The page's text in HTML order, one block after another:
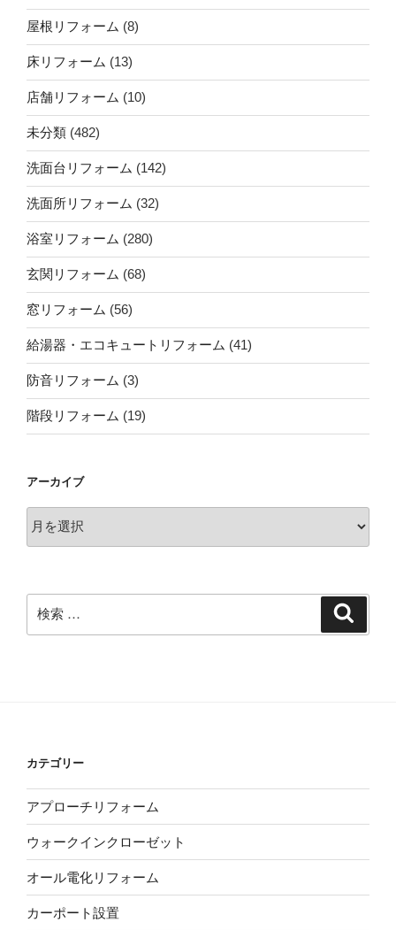
屋根リフォーム (8)
床リフォーム (13)
店舗リフォーム (10)
未分類 (482)
洗面台リフォーム (142)
洗面所リフォーム (32)
浴室リフォーム (280)
玄関リフォーム (68)
窓リフォーム (56)
給湯器・エコキュートリフォーム (41)
防音リフォーム (3)
階段リフォーム (19)
アーカイブ
ー
索:
カテゴリー
アプローチリフォーム
ウォークインクローゼット
オール電化リフォーム
カーポート設置